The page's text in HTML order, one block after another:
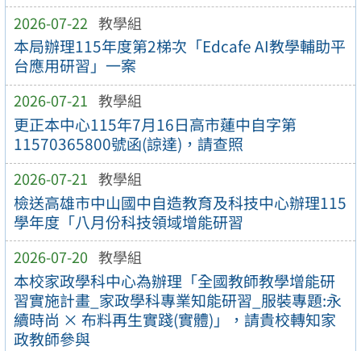
2026-07-22 教學組
本局辦理115年度第2梯次「Edcafe AI教學輔助平
台應用研習」一案
2026-07-21 教學組
更正本中心115年7月16日高市蓮中自字第
11570365800號函(諒達)，請查照
2026-07-21 教學組
檢送高雄市中山國中自造教育及科技中心辦理115
學年度「八月份科技領域增能研習
2026-07-20 教學組
本校家政學科中心為辦理「全國教師教學增能研
習實施計畫_家政學科專業知能研習_服裝專題:永
續時尚 × 布料再生實踐(實體)」，請貴校轉知家
政教師參與